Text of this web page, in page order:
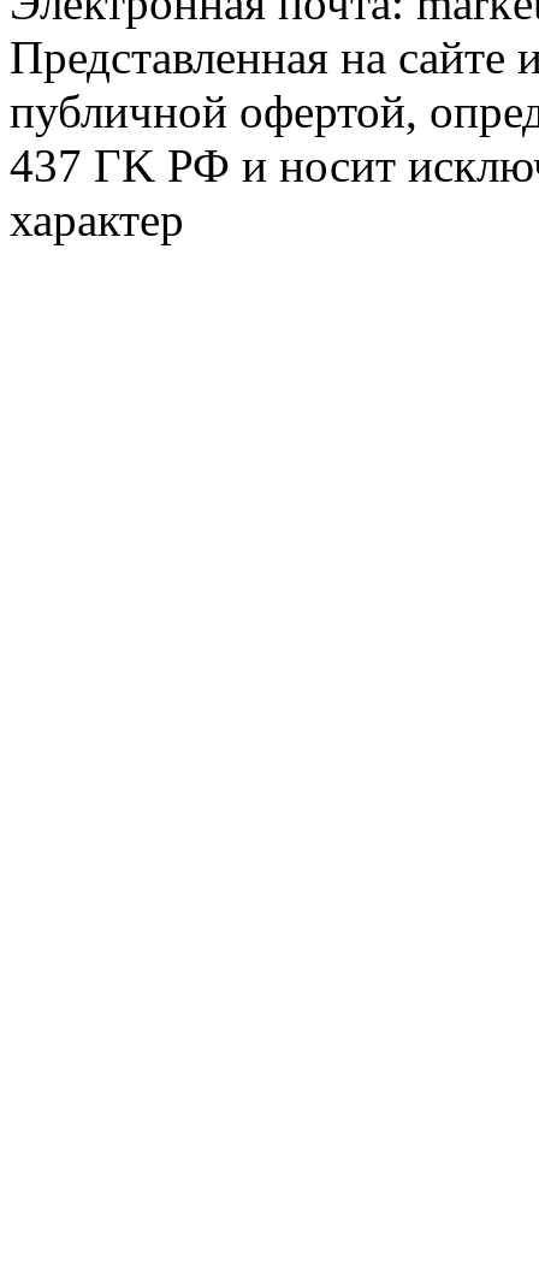
Представленная на сайте
публичной офертой,
437 ГK РФ и носит
характер